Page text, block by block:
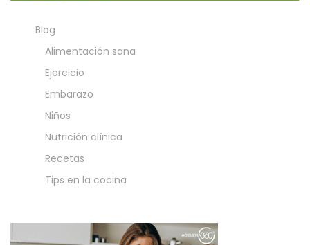
Blog
Alimentación sana
Ejercicio
Embarazo
Niños
Nutrición clínica
Recetas
Tips en la cocina